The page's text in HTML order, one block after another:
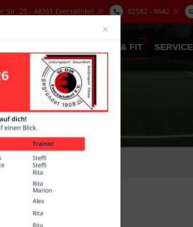
Str. 25 - 48351 Everswinkel // 02582 - 8642 //
GESUND & FIT SERVICE
×